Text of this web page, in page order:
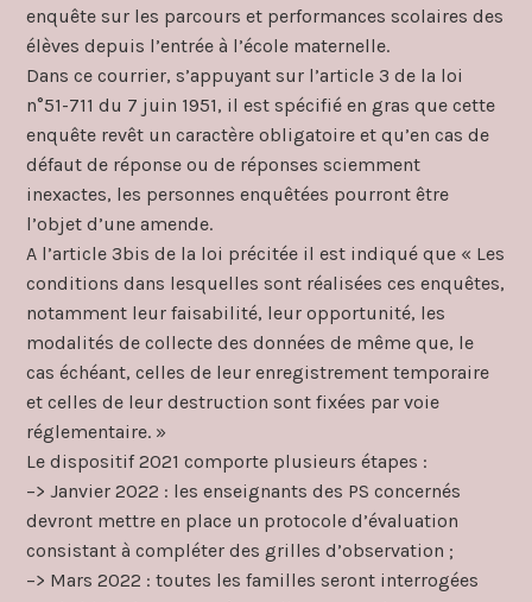
enquête sur les parcours et performances scolaires des
élèves depuis l’entrée à l’école maternelle.
Dans ce courrier, s’appuyant sur l’article 3 de la loi
n°51-711 du 7 juin 1951, il est spécifié en gras que cette
enquête revêt un caractère obligatoire et qu’en cas de
défaut de réponse ou de réponses sciemment
inexactes, les personnes enquêtées pourront être
l’objet d’une amende.
A l’article 3bis de la loi précitée il est indiqué que « Les
conditions dans lesquelles sont réalisées ces enquêtes,
notamment leur faisabilité, leur opportunité, les
modalités de collecte des données de même que, le
cas échéant, celles de leur enregistrement temporaire
et celles de leur destruction sont fixées par voie
réglementaire. »
Le dispositif 2021 comporte plusieurs étapes :
–> Janvier 2022 : les enseignants des PS concernés
devront mettre en place un protocole d’évaluation
consistant à compléter des grilles d’observation ;
–> Mars 2022 : toutes les familles seront interrogées